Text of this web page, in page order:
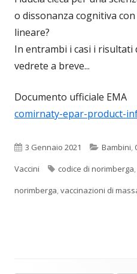
o dissonanza cognitiva
lineare?
In entrambi i casi i risultati
vedrete a breve...
Documento ufficiale EMA
comirnaty-epar-product-
Pubblicato
3 Gennaio 2021 Categorie
Bambini,
Vaccini
Tag
codice di norimberga,
norimberga,vaccinazioni di